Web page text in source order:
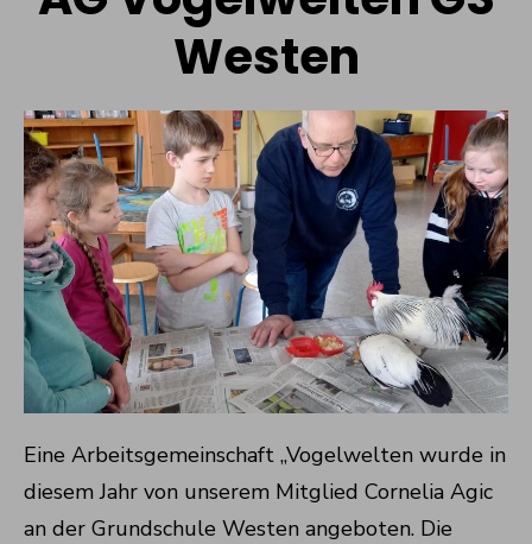
Westen
Eine Arbeitsgemeinschaft „Vogelwelten wurde in
diesem Jahr von unserem Mitglied Cornelia Agic
an der Grundschule Westen angeboten. Die